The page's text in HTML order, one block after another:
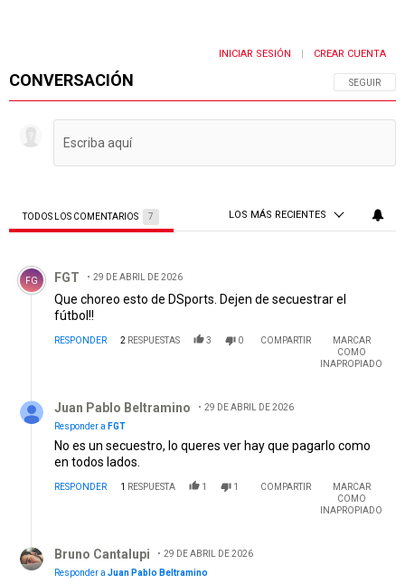
CONVERSACIÓN SIGA ESTA
SEGUIR
INICIAR SESIÓN CREAR CUENTA
TODOS LOS COMENTARIOS 7 LOS MÁS RECIENTES
Comentario de FGT.
FG FGT 29 DE ABRIL DE 2026
Que choreo esto de DSports. Dejen de secuestrar el
fútbol!!
RESPONDER 2 RESPUESTAS 3 0 COMPARTIR
MARCAR
COMO
INAPROPIADO
Juan Pablo Beltramino
29 DE ABRIL DE 2026
Responder a FGT
No es un secuestro, lo queres ver hay que pagarlo como
en todos lados.
RESPONDER 1 RESPUESTA 1 1 COMPARTIR
MARCAR
COMO
INAPROPIADO
Bruno Cantalupi
29 DE ABRIL DE 2026
Responder a Juan Pablo Beltramino